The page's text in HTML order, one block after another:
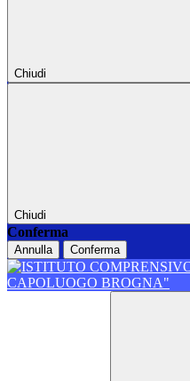
Chiudi
Chiudi
Conferma
Annulla Conferma